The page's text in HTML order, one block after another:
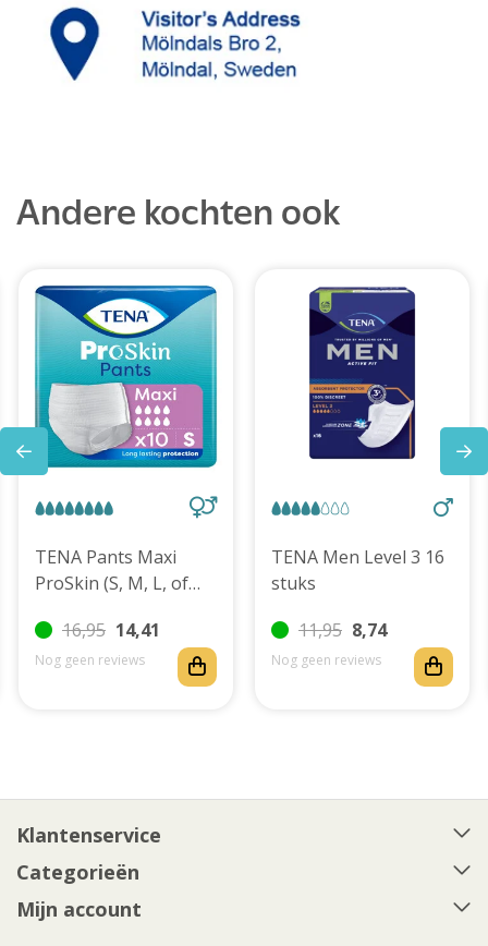
Andere kochten ook
TENA Pants Maxi
ProSkin (S, M, L, of
16,95 14,41
Nog geen reviews
TENA Men Level 3 16
stuks
11,95 8,74
Nog geen reviews
Klantenservice
Categorieën
Mijn account